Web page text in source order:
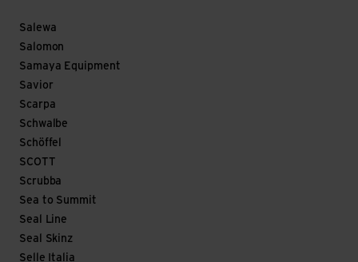
Salewa
Salomon
Samaya Equipment
Savior
Scarpa
Schwalbe
Schöffel
SCOTT
Scrubba
Sea to Summit
Seal Line
Seal Skinz
Selle Italia